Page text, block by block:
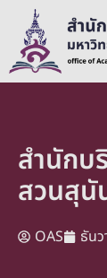
สำนักบ
สวนสุนั
OAS ธัน